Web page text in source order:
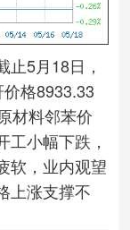
5月18日，
格8933.33
材料邻苯价
小幅下跌，
软，业内观望
上涨支撑不